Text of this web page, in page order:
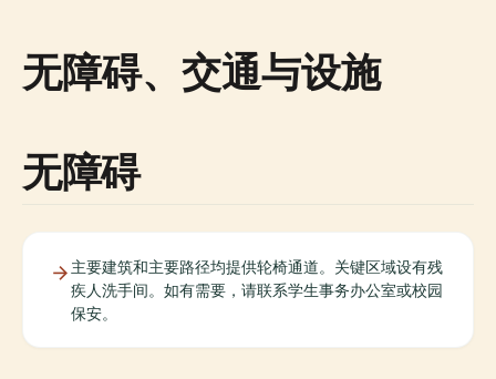
无障碍、交通与设施
无障碍
主要建筑和主要路径均提供轮椅通道。关键区域设有残
疾人洗手间。如有需要，请联系学生事务办公室或校园
保安。